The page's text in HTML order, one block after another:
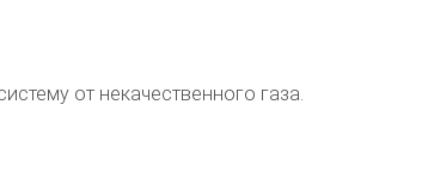
от некачественного газа.